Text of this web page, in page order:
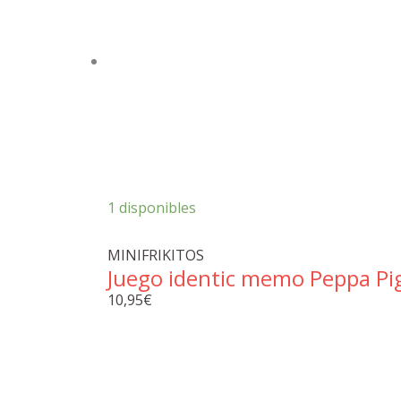
1 disponibles
MINIFRIKITOS
Juego identic memo Peppa
10,95€